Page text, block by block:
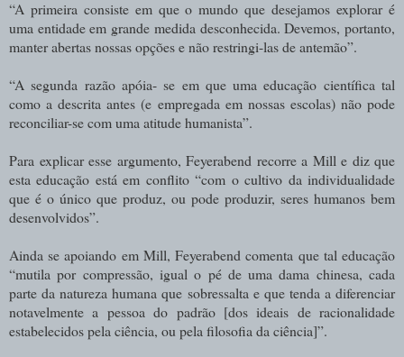
“A primeira consiste em que o mundo que desejamos explorar é
uma entidade em grande medida desconhecida. Devemos, portanto,
manter abertas nossas opções e não restringi-las de antemão”.
“A segunda razão apóia- se em que uma educação científica tal
como a descrita antes (e empregada em nossas escolas) não pode
reconciliar-se com uma atitude humanista”.
Para explicar esse argumento, Feyerabend recorre a Mill e diz que
esta educação está em conflito “com o cultivo da individualidade
que é o único que produz, ou pode produzir, seres humanos bem
desenvolvidos”.
Ainda se apoiando em Mill, Feyerabend comenta que tal educação
“mutila por compressão, igual o pé de uma dama chinesa, cada
parte da natureza humana que sobressalta e que tenda a diferenciar
notavelmente a pessoa do padrão [dos ideais de racionalidade
estabelecidos pela ciência, ou pela filosofia da ciência]”.